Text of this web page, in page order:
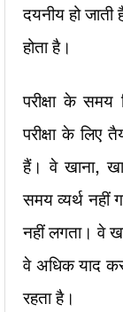
दयनीय हो
होता है।
परीक्षा के समय
परीक्षा के लिए
हैं। वे खाना,
समय व्यर्थ नहीं
नहीं लगता। वे
वे अधिक याद
रहता है।